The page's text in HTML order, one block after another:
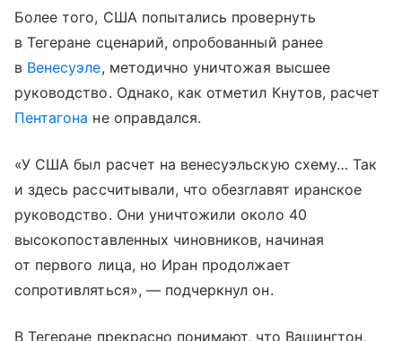
Более того, США попытались провернуть
в Тегеране сценарий, опробованный ранее
в Венесуэле, методично уничтожая высшее
руководство. Однако, как отметил Кнутов, расчет
Пентагона не оправдался.
«У США был расчет на венесуэльскую схему… Так
и здесь рассчитывали, что обезглавят иранское
руководство. Они уничтожили около 40
высокопоставленных чиновников, начиная
от первого лица, но Иран продолжает
сопротивляться», — подчеркнул он.
В Тегеране прекрасно понимают, что Вашингтон,